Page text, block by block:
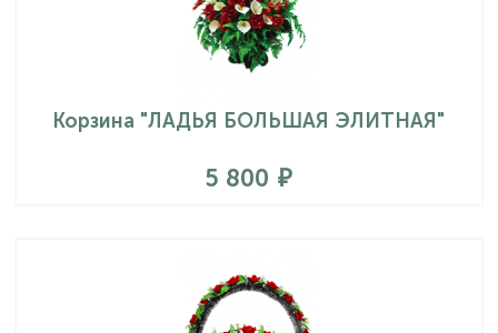
Корзина "ЛАДЬЯ БОЛЬШАЯ ЭЛИТНАЯ"
5 800